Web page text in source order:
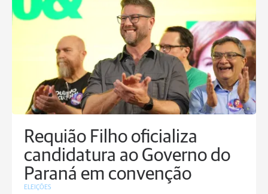
Requião Filho oficializa
candidatura ao Governo do
Paraná em convenção
ELEIÇÕES